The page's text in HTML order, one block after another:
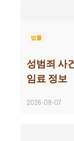
법률
성범죄 사
임료 정보
2026-08-07